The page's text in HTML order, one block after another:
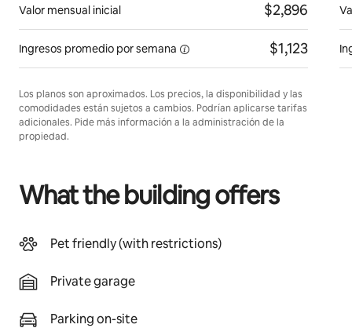
Valor mensual inicial $2,896
Ingresos promedio por semana $1,123
Los planos son aproximados. Los precios, la disponibilidad y las
comodidades están sujetos a cambios. Podrían aplicarse tarifas
adicionales. Pide más información a la administración de la
propiedad.
What the building offers
Pet friendly (with restrictions)
Private garage
Parking on-site